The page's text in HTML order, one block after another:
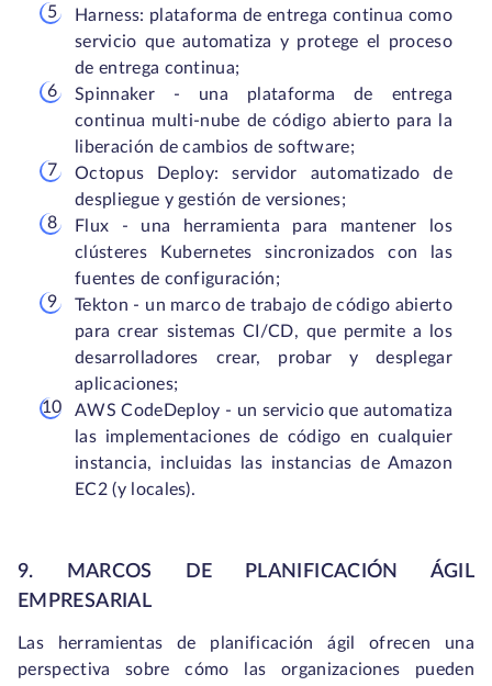
Harness: plataforma de entrega continua como
servicio que automatiza y protege el proceso
de entrega continua;
Spinnaker - una plataforma de entrega
continua multi-nube de código abierto para la
liberación de cambios de software;
Octopus Deploy: servidor automatizado de
despliegue y gestión de versiones;
Flux - una herramienta para mantener los
clústeres Kubernetes sincronizados con las
fuentes de configuración;
Tekton - un marco de trabajo de código abierto
para crear sistemas CI/CD, que permite a los
desarrolladores crear, probar y desplegar
aplicaciones;
AWS CodeDeploy - un servicio que automatiza
las implementaciones de código en cualquier
instancia, incluidas las instancias de Amazon
EC2 (y locales).
9. MARCOS DE PLANIFICACIÓN ÁGIL
EMPRESARIAL
Las herramientas de planificación ágil ofrecen una
perspectiva sobre cómo las organizaciones pueden